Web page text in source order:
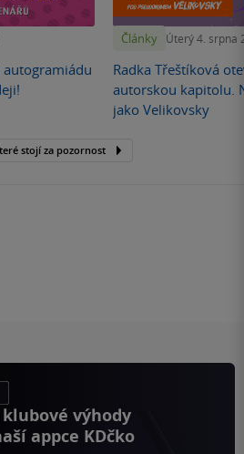
Články Úterý 4. srpna
Radka Třeštíková
autorskou kapitolu.
jako Velikovsky
stojí za pozornost
výhody
appce KDčko